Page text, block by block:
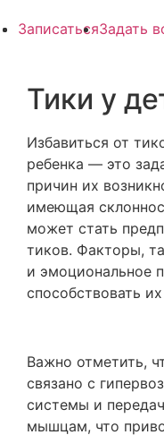
ЗаписатьсяЗадать
Тики у
Избавиться от
ребенка — это
причин их
имеющая
может стать
тиков. Факторы,
и эмоциональное
способствовать
Важно отметить,
связано с
системы и
мышцам, что